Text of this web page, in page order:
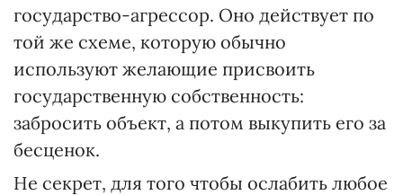
государство-агрессор. Оно действует по
той же схеме, которую обычно
используют желающие присвоить
государственную собственность:
забросить объект, а потом выкупить его за
бесценок.
Не секрет, для того чтобы ослабить любое